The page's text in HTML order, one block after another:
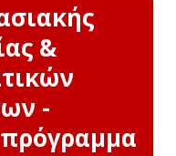
&
-